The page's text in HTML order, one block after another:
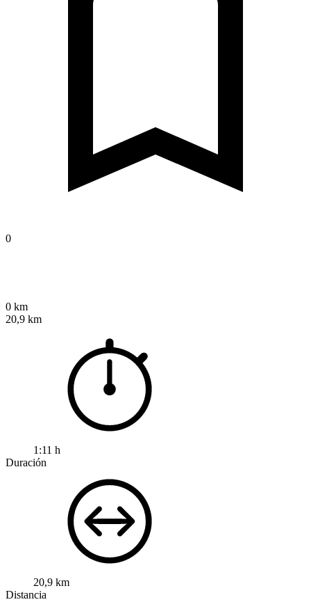
0
0 km
20,9 km
1:11 h
Duración
20,9 km
Distancia